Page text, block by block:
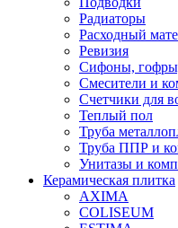
Радиаторы
Расходный
Ревизия
Сифоны,
Смесители и
Счетчики для
Теплый пол
Труба
Труба ППР и
Унитазы и
Керамическая плитка
AXIMA
COLISEUM